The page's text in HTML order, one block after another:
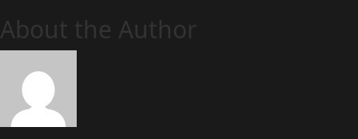
About the Author